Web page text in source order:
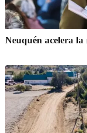
Neuquén acelera